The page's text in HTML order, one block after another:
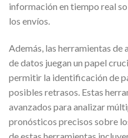
información en tiempo real
los envíos.
Además, las herramientas
de datos juegan un papel
permitir la identificación de
posibles retrasos. Estas
avanzados para analizar
pronósticos precisos sobre